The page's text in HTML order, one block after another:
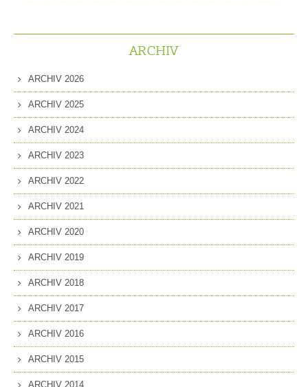
ARCHIV
ARCHIV 2026
ARCHIV 2025
ARCHIV 2024
ARCHIV 2023
ARCHIV 2022
ARCHIV 2021
ARCHIV 2020
ARCHIV 2019
ARCHIV 2018
ARCHIV 2017
ARCHIV 2016
ARCHIV 2015
ARCHIV 2014